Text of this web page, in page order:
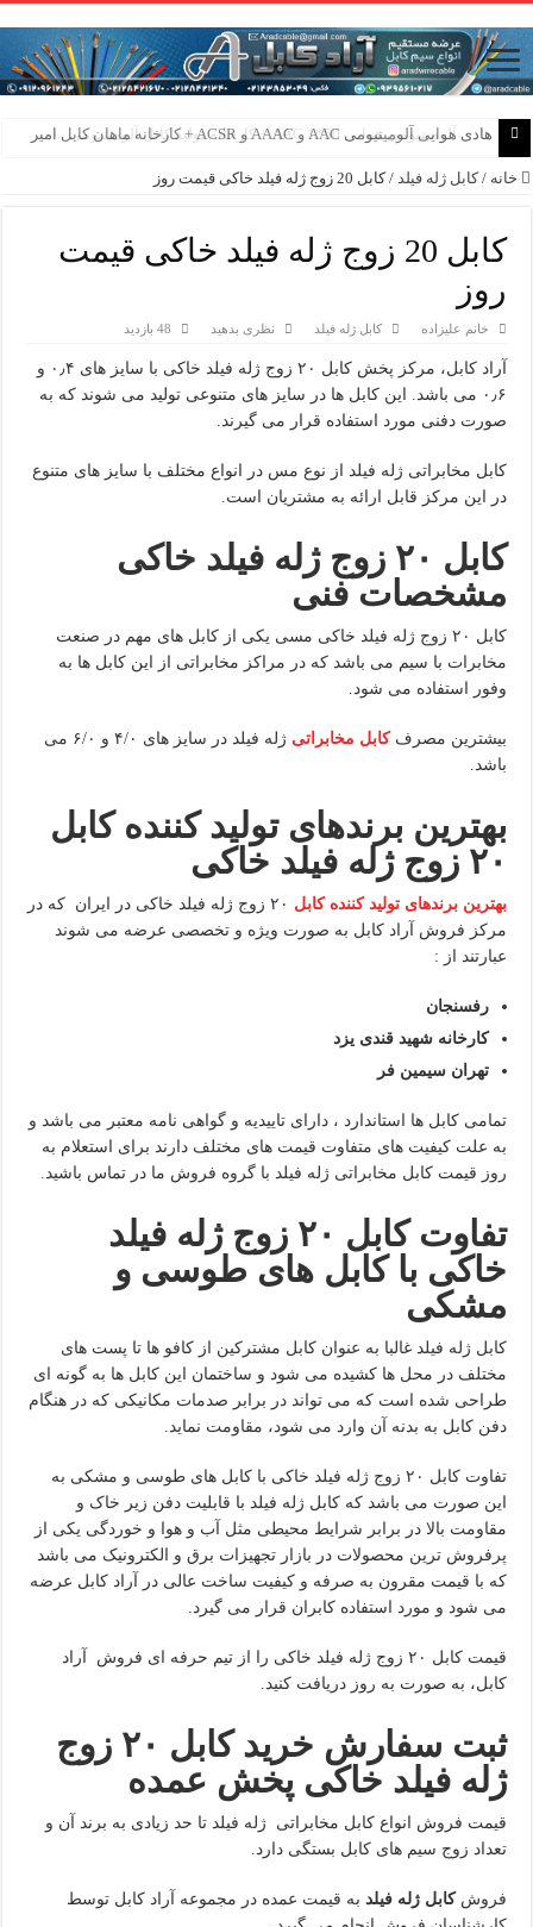
هادی هوایی آلومینیومی AAC و AAAC و ACSR + کارخانه ماهان کابل امیر
خانه / کابل ژله فیلد / کابل 20 زوج ژله فیلد خاکی قیمت روز
کابل 20 زوج ژله فیلد خاکی قیمت
روز
خانم علیزاده کابل ژله فیلد نظری بدهید 48 بازدید
آراد کابل، مرکز پخش کابل ۲۰ زوج ژله فیلد خاکی با سایز های ۰٫۴ و
۰٫۶ می باشد. این کابل ها در سایز های متنوعی تولید می شوند که به
صورت دفنی مورد استفاده قرار می گیرند.
کابل مخابراتی ژله فیلد از نوع مس در انواع مختلف با سایز های متنوع
در این مرکز قابل ارائه به مشتریان است.
کابل ۲۰ زوج ژله فیلد خاکی
مشخصات فنی
کابل ۲۰ زوج ژله فیلد خاکی مسی یکی از کابل های مهم در صنعت
مخابرات با سیم می باشد که در مراکز مخابراتی از این کابل ها به
وفور استفاده می شود.
بیشترین مصرفکابل مخابراتی
ژله فیلد در سایز های ۴/۰ و ۶/۰ می
باشد.
بهترین برندهای تولید کننده کابل
۲۰ زوج ژله فیلد خاکی
بهترین برندهای تولید کننده کابل
۲۰ زوج ژله فیلد خاکی در ایران که در
مرکز فروش آراد کابل به صورت ویژه و تخصصی عرضه می شوند
عبارتند از :
رفسنجان
کارخانه شهید قندی یزد
تهران سیمین فر
تمامی کابل ها استاندارد ، دارای تاییدیه و گواهی نامه معتبر می باشد و
به علت کیفیت های متفاوت قیمت های مختلف دارند برای استعلام به
روز قیمت کابل مخابراتی ژله فیلد با گروه فروش ما در تماس باشید.
تفاوت کابل ۲۰ زوج ژله فیلد
خاکی با کابل های طوسی و
مشکی
کابل ژله فیلد غالبا به عنوان کابل مشترکین از کافو ها تا پست های
مختلف در محل ها کشیده می شود و ساختمان این کابل ها به گونه ای
طراحی شده است که می تواند در برابر صدمات مکانیکی که در هنگام
دفن کابل به بدنه آن وارد می شود، مقاومت نماید.
تفاوت کابل ۲۰ زوج ژله فیلد خاکی با کابل های طوسی و مشکی به
این صورت می باشد که کابل ژله فیلد با قابلیت دفن زیر خاک و
مقاومت بالا در برابر شرایط محیطی مثل آب و هوا و خوردگی یکی از
پرفروش ترین محصولات در بازار تجهیزات برق و الکترونیک می باشد
که با قیمت مقرون به صرفه و کیفیت ساخت عالی در آراد کابل عرضه
می شود و مورد استفاده کابران قرار می گیرد.
قیمت کابل ۲۰ زوج ژله فیلد خاکی را از تیم حرفه ای فروش آراد
کابل، به صورت به روز دریافت کنید.
ثبت سفارش خرید کابل ۲۰
زوج
ژله فیلد خاکی پخش عمده
قیمت فروش انواع کابل مخابراتی ژله فیلد تا حد زیادی به برند آن و
تعداد زوج سیم های کابل بستگی دارد.
فروشکابل ژله فیلد به قیمت عمده در مجموعه آراد کابل توسط